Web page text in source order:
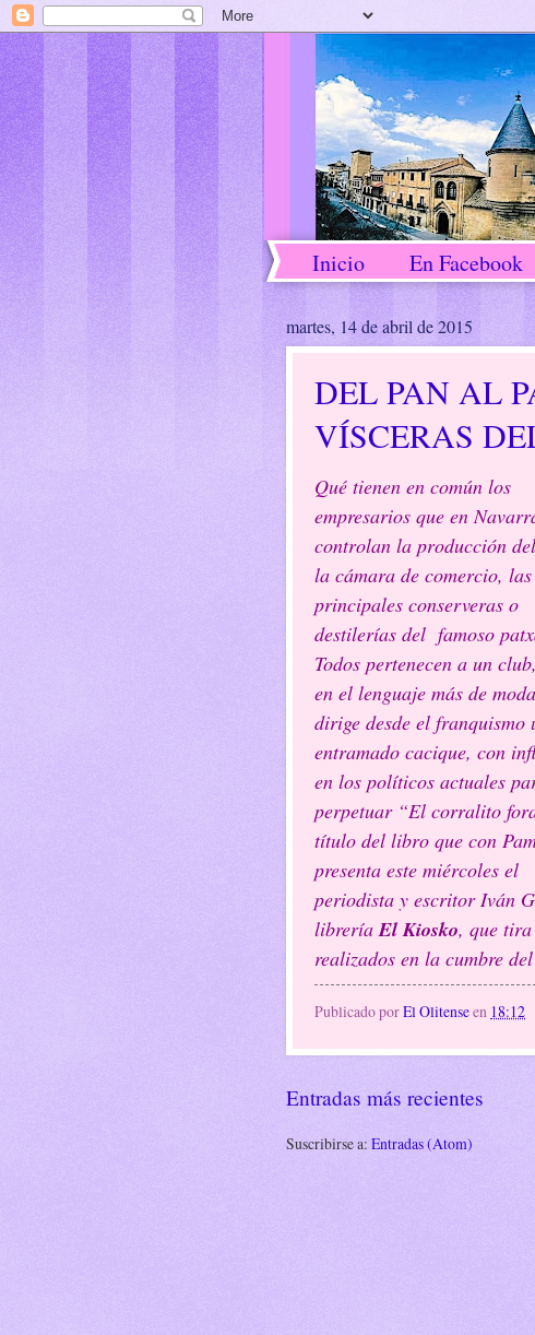
Inicio En Facebook
martes, 14 de abril de 2015
DEL PAN AL
VÍSCERAS
Qué tienen en común los
empresarios que en
controlan la producción
la cámara de comercio, las
principales conserveras o
destilerías del famoso
Todos pertenecen a un
en el lenguaje más de
dirige desde el franquismo
entramado cacique, con
en los políticos actuales
perpetuar “El corralito
título del libro que con
presenta este miércoles el
periodista y escritor Iván
librería El Kiosko, que tira
realizados en la cumbre
Publicado porEl Olitenseen 18:12
Entradas más recientes
Suscribirse a: Entradas (Atom)